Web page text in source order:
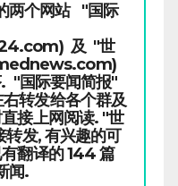
两个网站 "国际
及 "世
"国际要闻简报"
转发给各个群及
接上网阅读. "世
转发, 有兴趣的可
翻译的 144 篇
闻.